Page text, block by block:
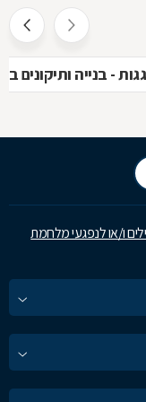
גגות - בנייה ותיקונים
ו/או לנפגעי מלחמת